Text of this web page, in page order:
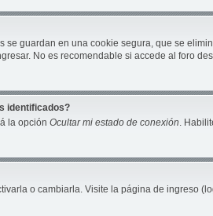
se guardan en una cookie segura, que se
No es recomendable si accede al foro
identificados?
la opción Ocultar mi estado de conexión.
o cambiarla. Visite la página de ingreso